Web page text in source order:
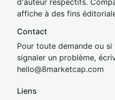
d'auteur respectifs.
affiche à des fins
Contact
Pour toute demande ou si
signaler un problème,
hello@8marketcap.com
Liens